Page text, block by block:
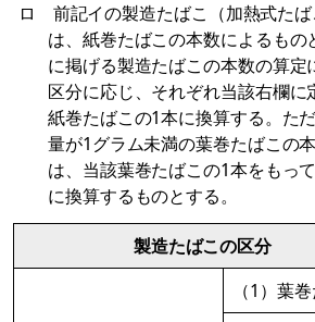
ロ 前記イの製造たばこ（加熱式た
は、紙巻たばこの本数によるもの
に掲げる製造たばこの本数の算定
区分に応じ、それぞれ当該右欄に
紙巻たばこの1本に換算する。た
量が1グラム未満の葉巻たばこの
は、当該葉巻たばこの1本をもっ
に換算するものとする。
製造たばこの区分
（1）葉